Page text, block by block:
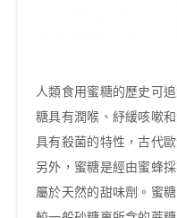
人類食用蜜糖的歷史可
糖具有潤喉、紓緩咳嗽
具有殺菌的特性，古代
另外，蜜糖是經由蜜蜂
屬於天然的甜味劑。蜜